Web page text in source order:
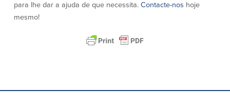
Diretrizes de doação
para lhe dar a ajuda de que necessita. Contacte-nos hoje
mesmo!